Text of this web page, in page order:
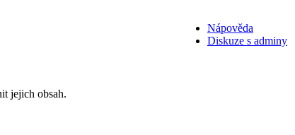
Nápověda
Diskuze s adminy
jejich obsah.